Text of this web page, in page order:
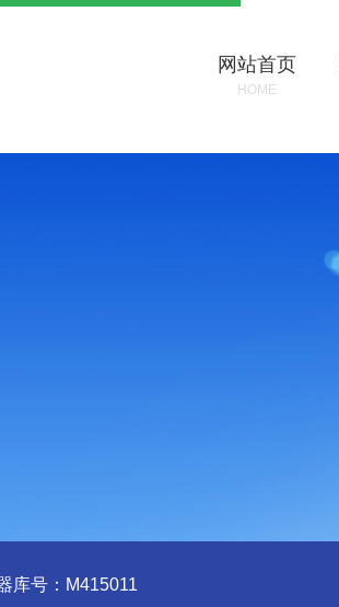
网站首页
HOME
库号：M415011